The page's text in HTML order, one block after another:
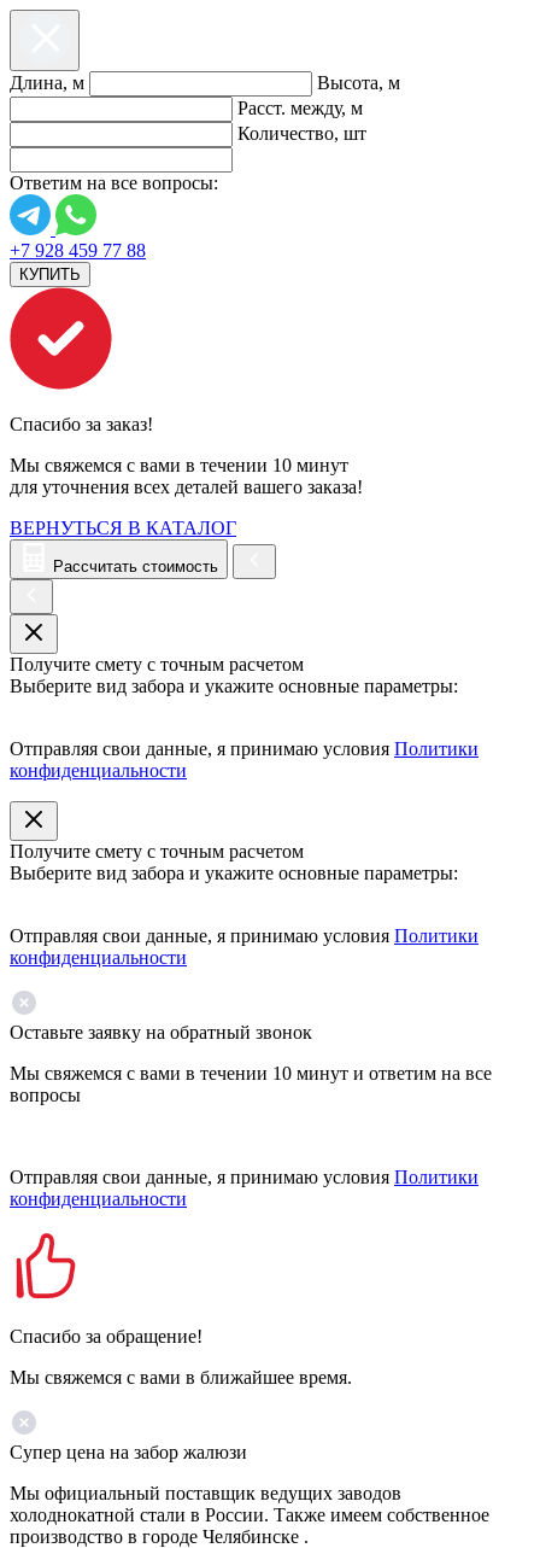
Длина, м
Высота, м
Расст. между, м
Количество, шт
Ответим на все вопросы:
+7 928 459 77 88
КУПИТЬ
Спасибо за заказ!
Мы свяжемся с вами в течении 10 минут
для уточнения всех деталей вашего заказа!
ВЕРНУТЬСЯ В КАТАЛОГ
Рассчитать стоимость
Получите смету с точным расчетом
Выберите вид забора и укажите основные параметры:
Отправляя свои данные, я принимаю условия Политики
конфиденциальности
Получите смету с точным расчетом
Выберите вид забора и укажите основные параметры:
Отправляя свои данные, я принимаю условия Политики
конфиденциальности
Оставьте заявку на обратный звонок
Мы свяжемся с вами в течении 10 минут и ответим на все
вопросы
Отправляя свои данные, я принимаю условия Политики
конфиденциальности
Спасибо за обращение!
Мы свяжемся с вами в ближайшее время.
Супер цена на забор жалюзи
Мы официальный поставщик ведущих заводов
холоднокатной стали в России. Также имеем собственное
производство в городе Челябинске .